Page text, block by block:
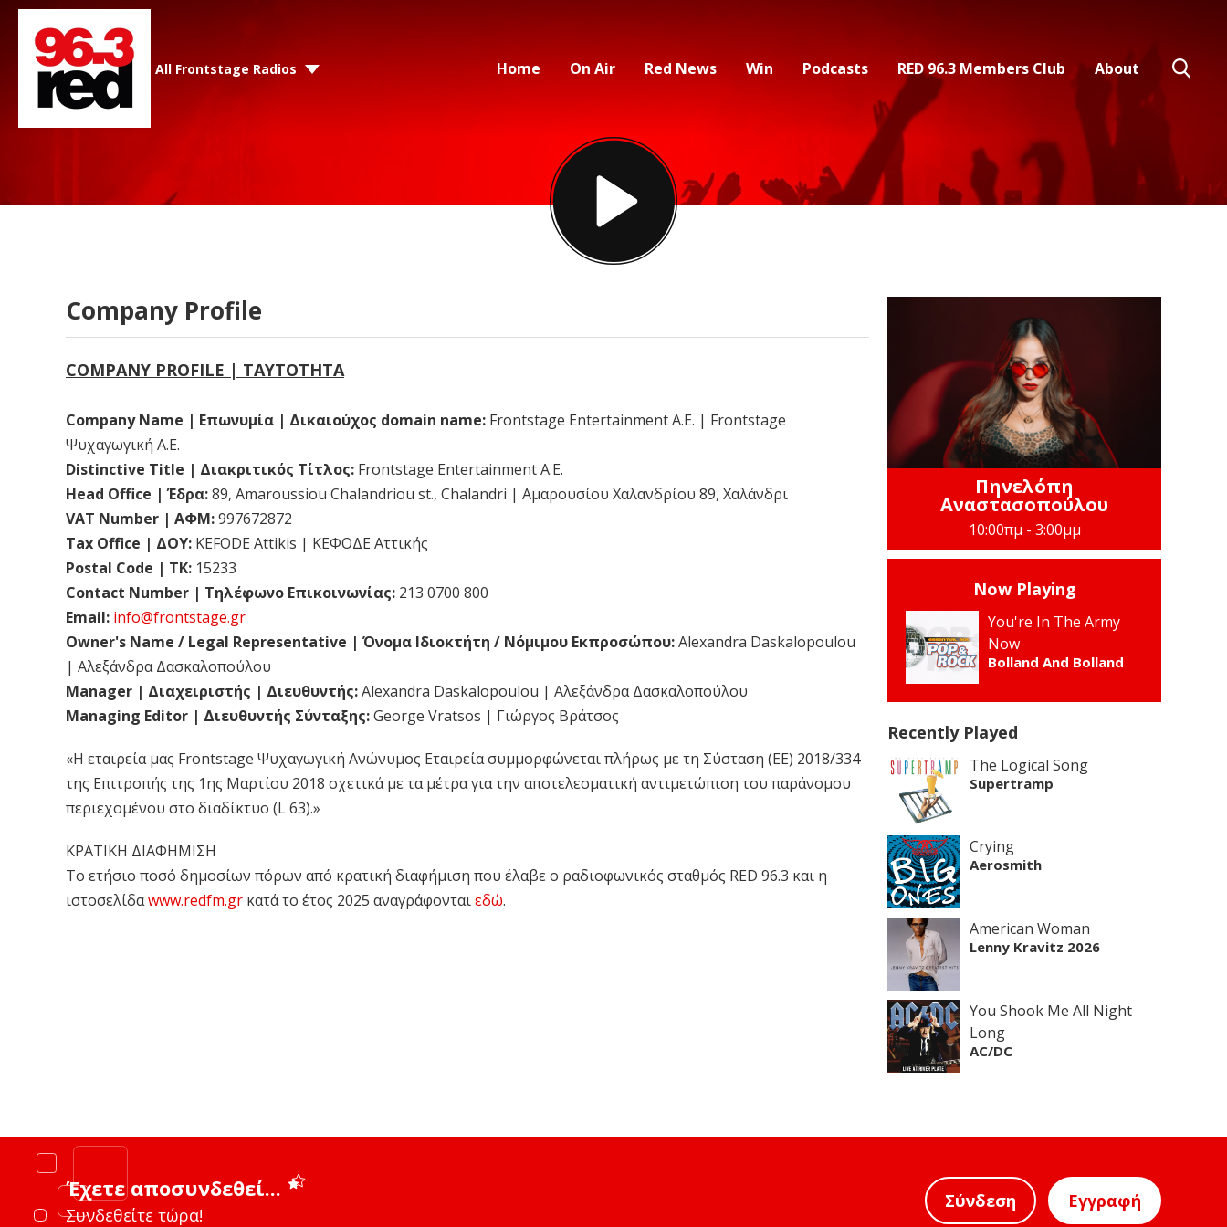
All Frontstage Radios Home On Air Red News Win Podcasts RED 96.3 Members Club About
Company Profile
COMPANY PROFILE | TAYTOTHTA
Company Name | Επωνυμία | Δικαιούχος domain name: Frontstage Entertainment A.E. | Frontstage
Ψυχαγωγική A.E.
Distinctive Title | Διακριτικός Τίτλος: Frontstage Entertainment A.E.
Head Office | Έδρα:89, Amaroussiou Chalandriou st., Chalandri | Αμαρουσίου Χαλανδρίου 89, Χαλάνδρι
VAT Number | ΑΦΜ:997672872
Tax Office | ΔΟΥ: KEFODE Attikis | ΚΕΦΟΔΕ Αττικής
Postal Code | ΤΚ: 15233
Contact Number | Τηλέφωνο Επικοινωνίας: 213 0700 800
Email: info@frontstage.gr
Owner's Name / Legal Representative | Όνομα Ιδιοκτήτη / Νόμιμου Εκπροσώπoυ:Alexandra Daskalopoulou
| Αλεξάνδρα Δασκαλοπούλου
Manager | Διαχειριστής | Διευθυντής:Alexandra Daskalopoulou | Αλεξάνδρα Δασκαλοπούλου
Managing Editor | Διευθυντής Σύνταξης:George Vratsos | Γιώργος Βράτσος
«Η εταιρεία μας Frontstage Ψυχαγωγική Ανώνυμος Εταιρεία συμμορφώνεται πλήρως με τη Σύσταση (ΕΕ) 2018/334
της Επιτροπής της 1ης Μαρτίου 2018 σχετικά με τα μέτρα για την αποτελεσματική αντιμετώπιση του παράνομου
περιεχομένου στο διαδίκτυο (L 63).»
ΚΡΑΤΙΚΗ ΔΙΑΦΗΜΙΣΗ
Το ετήσιο ποσό δημοσίων πόρων από κρατική διαφήμιση που έλαβε ο ραδιοφωνικός σταθμός RED 96.3 και η
ιστοσελίδαwww.redfm.gr κατά το έτος 2025 αναγράφονταιεδώ.
Πηνελόπη
Αναστασοπούλου
10:00πμ - 3:00μμ
Now Playing
You're In The Army
Now
Bolland And Bolland
Recently Played
The Logical Song
Supertramp
Crying
Aerosmith
American Woman
Lenny Kravitz 2026
You Shook Me All Night
Long
AC/DC
Έχετε αποσυνδεθεί...
Συνδεθείτε τώρα!
Σύνδεση Εγγραφή